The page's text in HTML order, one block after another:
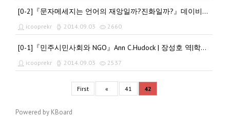
[0-2]『문자메세지는 언어의 재앙일까?진화일까?』데이비드 크리스털 지음| 이주희·박선우 옮김| 알마
icooprekr 2014.09.03 2660
[0-1]『민주시민사회와 NGO』Ann C.Hudock | 장성호 역|학문사
icooprekr 2014.09.03 2537
First « 41 42
Powered by KBoard